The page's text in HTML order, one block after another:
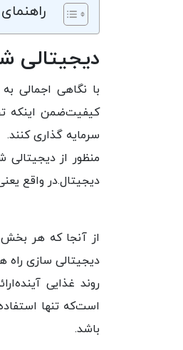
با نگاهی اجمالی
کیفیت‌ضمن اینکه
سرمایه گذاری کنند.
منظور از
دیجیتال.در واقع
از آنجا که هر بخش
دیجیتالی سازی
روند غذایی
است‌که تنها
باشد.